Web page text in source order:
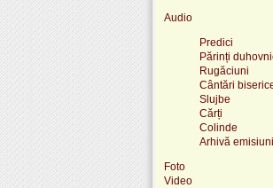
Audio
Predici
Părinți
Rugăciuni
Cântări
Slujbe
Cărți
Colinde
Arhivă
Foto
Video